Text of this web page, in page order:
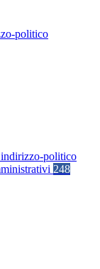
politico
politico
248